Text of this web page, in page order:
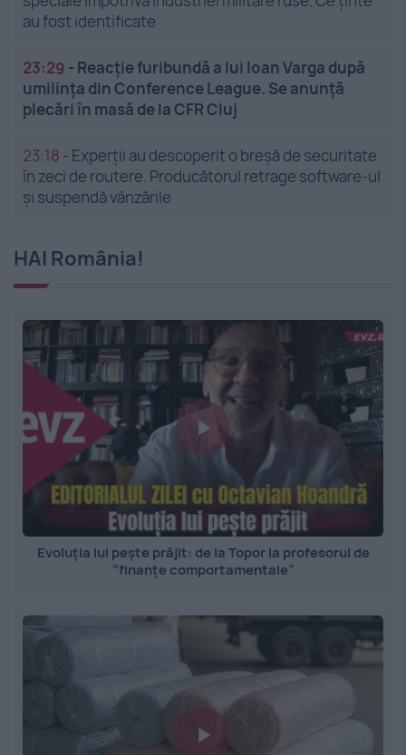
au fost identificate
23:29 - Reacție furibundă a lui Ioan Varga după
umilința din Conference League. Se anunță
plecări în masă de la CFR Cluj
23:18 - Experții au descoperit o breșă de securitate
în zeci de routere. Producătorul retrage software-ul
și suspendă vânzările
HAI România!
Evoluția lui pește prăjit: de la Topor la profesorul de
”finanțe comportamentale”